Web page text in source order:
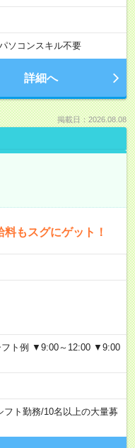
ソコンスキル不要
詳細へ
掲載日：2026.08.08
もスグにゲット！
フト例 ▼9:00～12:00 ▼9:00
フト勤務/10名以上の大量募